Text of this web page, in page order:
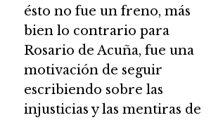
ésto no fue un freno, más
bien lo contrario para
Rosario de Acuña, fue una
motivación de seguir
escribiendo sobre las
injusticias y las mentiras de